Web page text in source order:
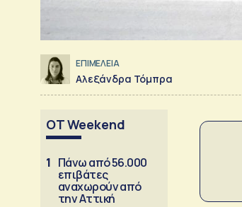
ΕΠΙΜΕΛΕΙΑ
Αλεξάνδρα Τόμπρα
OT Weekend
1 Πάνω από 56.000
επιβάτες
αναχωρούν από
την Αττική